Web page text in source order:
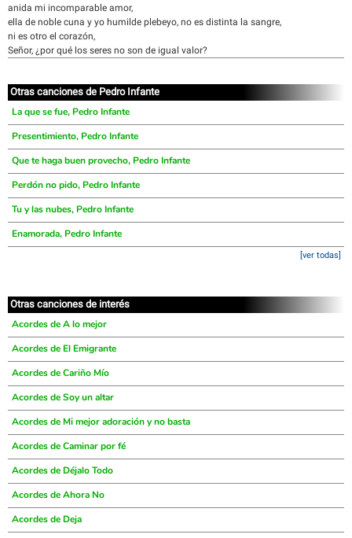
anida mi incomparable amor,
ella de noble cuna y yo humilde plebeyo, no es distinta la sangre,
ni es otro el corazón,
Señor, ¿por qué los seres no son de igual valor?
Otras canciones de Pedro Infante
La que se fue, Pedro Infante
Presentimiento, Pedro Infante
Que te haga buen provecho, Pedro Infante
Perdón no pido, Pedro Infante
Tu y las nubes, Pedro Infante
Enamorada, Pedro Infante
[ver todas]
Otras canciones de interés
Acordes de A lo mejor
Acordes de El Emigrante
Acordes de Cariño Mío
Acordes de Soy un altar
Acordes de Mi mejor adoración y no basta
Acordes de Caminar por fé
Acordes de Déjalo Todo
Acordes de Ahora No
Acordes de Deja